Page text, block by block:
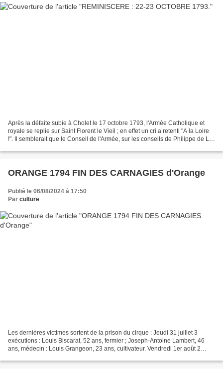
Après la défaite subie à Cholet le 17 octobre 1793, l'Armée Catholique et
royale se replie sur Saint Florent le Vieil ; en effet un cri a retenti "A la Loire
!". Il semblerait que le Conseil de l'Armée, sur les conseils de Philippe de La
ORANGE 1794 FIN DES CARNAGIES d'Orange
Publié le 06/08/2024 à 17:50
Par culture
Les dernières victimes sortent de la prison du cirque : Jeudi 31 juillet 3
exécutions : Louis Biscarat, 52 ans, fermier ; Joseph-Antoine Lambert, 46
ans, médecin : Louis Grangeon, 23 ans, cultivateur. Vendredi 1er août 2